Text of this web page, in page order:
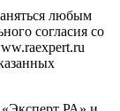
любым
согласия со